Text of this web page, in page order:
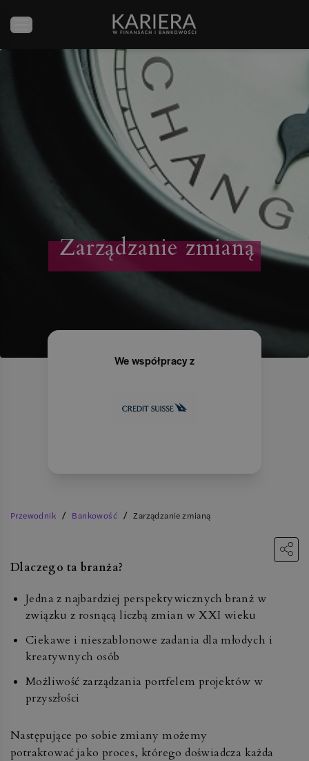
Zarządzanie zmianą
We współpracy z
Przewodnik / Bankowość / Zarządzanie zmianą
Dlaczego ta branża?
Jedna z najbardziej perspektywicznych branż w
związku z rosnącą liczbą zmian w XXI wieku
Ciekawe i nieszablonowe zadania dla młodych i
kreatywnych osób
Możliwość zarządzania portfelem projektów w
przyszłości
Następujące po sobie zmiany możemy
potraktować jako proces, którego doświadcza każda